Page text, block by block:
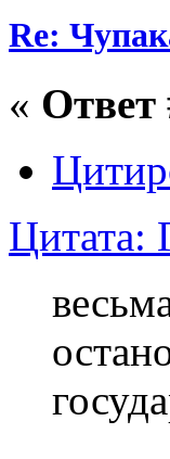
Re:
« Ответ
Цитата: